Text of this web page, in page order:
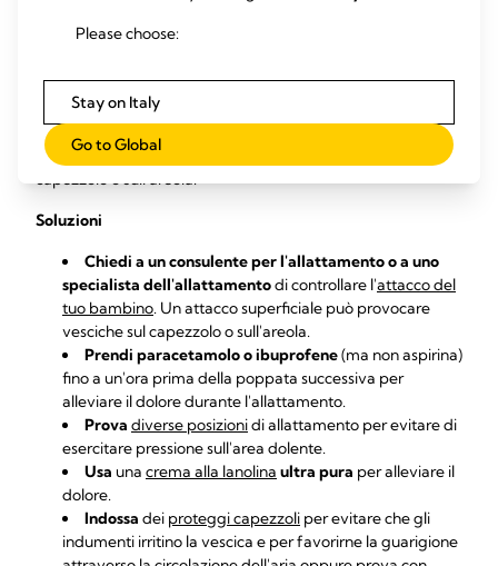
Problema 7: ho una
vescica sul capezzolo
Le frequenti poppate a volte possono provocare uno
sfregamento doloroso o una bolla di sangue sul seno, sul
capezzolo o sull'areola.
Soluzioni
Chiedi a un consulente per l'allattamento o a uno
specialista dell'allattamentodi controllare l'attacco del
tuo bambino. Un attacco superficiale può provocare
vesciche sul capezzolo o sull'areola.
Prendi paracetamolo o ibuprofene(ma non aspirina)
fino a un'ora prima della poppata successiva per
alleviare il dolore durante l'allattamento.
Prova diverse posizionidi allattamento per evitare di
esercitare pressione sull'area dolente.
Usa una crema alla lanolina ultra pura per alleviare il
dolore.
Indossa dei proteggi capezzoli per evitare che gli
indumenti irritino la vescica e per favorirne la guarigione
Please choose:
Stay on Italy
Go to Global